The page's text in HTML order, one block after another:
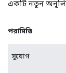
একটি নতুন
পরামিতি
সুযোগ